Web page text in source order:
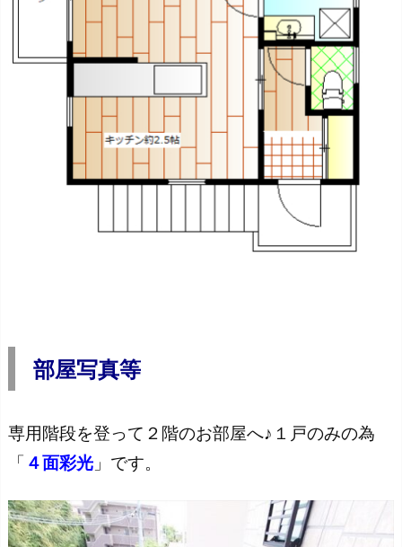
部屋写真等
専用階段を登って２階のお部屋へ♪１戸のみの為
「 ４面彩光 」です。